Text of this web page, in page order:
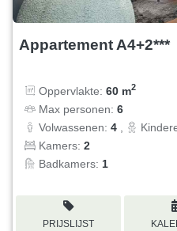
Appartement A4+2***
Oppervlakte: 60 m2
Max personen: 6
Volwassenen: 4
Kamers: 2
Badkamers: 1
PRIJSLIJST